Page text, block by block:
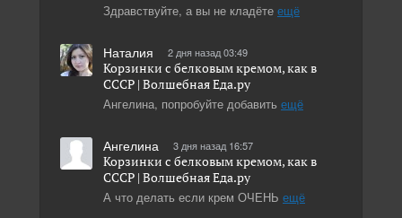
Здравствуйте, а вы не кладёте ещё
Наталия 2 дня назад 03:49
Ангелина, попробуйте добавить ещё
Корзинки с белковым кремом, как в
СССР | Волшебная Eда.ру
Ангелина 3 дня назад 16:57
А что делать если крем ОЧЕНЬ ещё
Корзинки с белковым кремом, как в
СССР | Волшебная Eда.ру